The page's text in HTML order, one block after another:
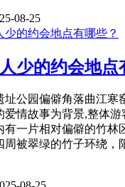
08-25
少的约会地点
址公园偏僻角落曲江寒
爱情故事为背景,整体
有一片相对偏僻的竹林
周被翠绿的竹子环绕，